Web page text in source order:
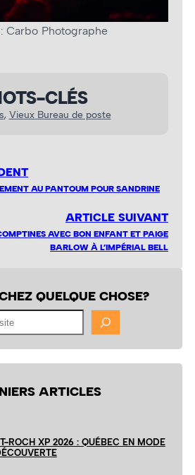
Carbo Photographe
CLÉS
, Vieux Bureau de poste
AU PANTOUM POUR SANDRINE
ARTICLE SUIVANT
AVEC BON ENFANT ET PAIGE
BARLOW À L’IMPÉRIAL BELL
QUELQUE CHOSE?
ARTICLES
ROCH XP 2026 : QUÉBEC EN MODE